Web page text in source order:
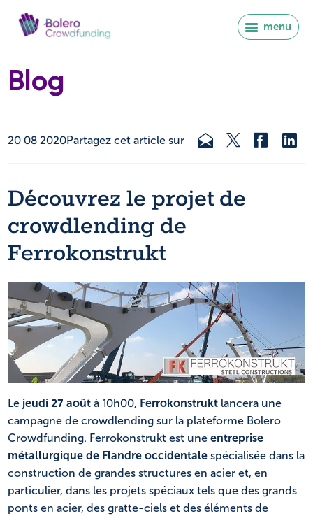
menu
Se connecter
NL
Blog
20 08 2020Partagez cet article sur
Découvrez le projet de
crowdlending de
Ferrokonstrukt
Le jeudi 27 août à 10h00, Ferrokonstrukt lancera une
campagne de crowdlending sur la plateforme Bolero
Crowdfunding. Ferrokonstrukt est une entreprise
métallurgique de Flandre occidentale spécialisée dans la
construction de grandes structures en acier et, en
particulier, dans les projets spéciaux tels que des grands
ponts en acier, des gratte-ciels et des éléments de